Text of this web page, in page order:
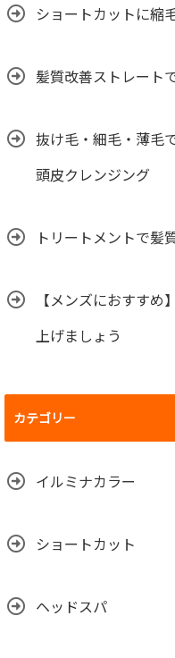
ショートカットに縮
髪質改善ストレート
抜け毛・細毛・薄毛
頭皮クレンジング
トリートメントで髪
【メンズにおすすめ
上げましょう
カテゴリー
イルミナカラー
ショートカット
ヘッドスパ